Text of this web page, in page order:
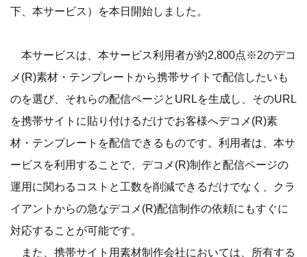
下、本サービス）を本日開始しました。
本サービスは、本サービス利用者が約2,800点※2のデコ
メ(R)素材・テンプレートから携帯サイトで配信したいも
のを選び、それらの配信ページとURLを生成し、そのURL
を携帯サイトに貼り付けるだけでお客様へデコメ(R)素
材・テンプレートを配信できるものです。利用者は、本サ
ービスを利用することで、デコメ(R)制作と配信ページの
運用に関わるコストと工数を削減できるだけでなく、クラ
イアントからの急なデコメ(R)配信制作の依頼にもすぐに
対応することが可能です。
また、携帯サイト用素材制作会社においては、所有する